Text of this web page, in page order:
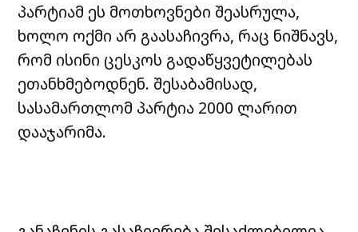
პარტიამ ეს მოთხოვნები შეასრულა,
ხოლო ოქმი არ გაასაჩივრა, რაც ნიშნავს,
რომ ისინი ცესკოს გადაწყვეტილებას
ეთანხმებოდნენ. შესაბამისად,
სასამართლომ პარტია 2000 ლარით
დააჯარიმა.